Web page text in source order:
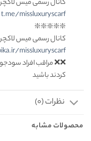
کانال رسمی میس
t.me/missluxuryscarf
❇️❇️❇️❇️❇️
کانال رسمی میس
missluxuryscarf
❌❌ مراقب افراد
کردند باشید
نظرات (0)
محصولات مشابه